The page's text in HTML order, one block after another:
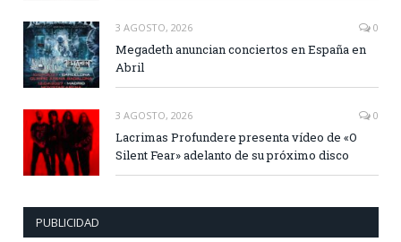
3 AGOSTO, 2026 0
Megadeth anuncian conciertos en España en
Abril
3 AGOSTO, 2026 0
Lacrimas Profundere presenta vídeo de «O
Silent Fear» adelanto de su próximo disco
PUBLICIDAD